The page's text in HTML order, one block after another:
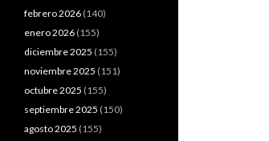
febrero 2026 (140)
enero 2026 (155)
diciembre 2025 (155)
noviembre 2025 (151)
octubre 2025 (155)
septiembre 2025 (150)
agosto 2025 (155)